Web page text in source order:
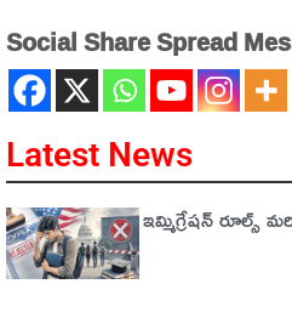
Social Share Spread
Latest News
ఇమ్మిగ్రేషన్‌ రూల్స్‌